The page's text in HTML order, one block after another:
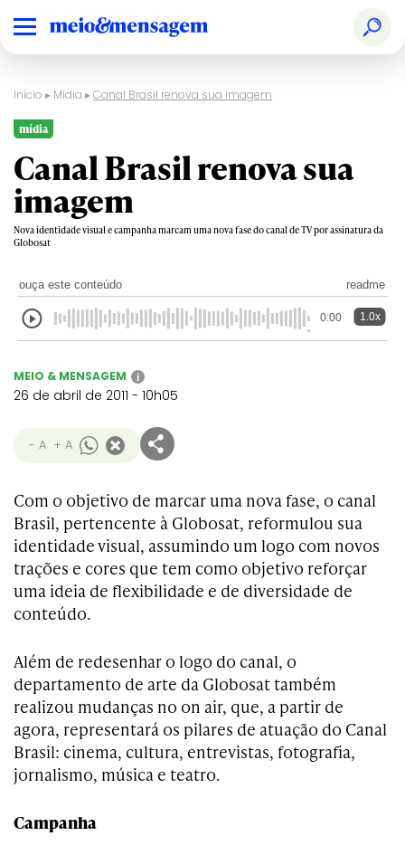
Início ▸ Mídia ▸Canal Brasil renova sua imagem
mídia
Canal Brasil renova sua
imagem
Nova identidade visual e campanha marcam uma nova fase do canal de TV por assinatura da
Globosat
ouça este conteúdo readme
0:00 1.0x
MEIO & MENSAGEM i
26 de abril de 2011 - 10h05
- A + A
Com o objetivo de marcar uma nova fase, o canal
Brasil, pertencente à Globosat, reformulou sua
identidade visual, assumindo um logo com novos
trações e cores que tem como objetivo reforçar
uma ideia de flexibilidade e de diversidade de
conteúdo.
Além de redesenhar o logo do canal, o
departamento de arte da Globosat também
realizou mudanças no on air, que, a partir de
agora, representará os pilares de atuação do Canal
Brasil: cinema, cultura, entrevistas, fotografia,
jornalismo, música e teatro.
Campanha